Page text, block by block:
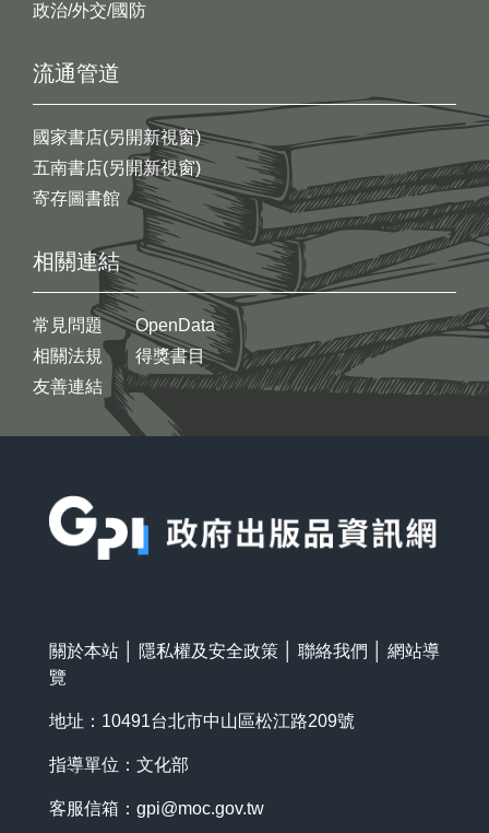
政治/外交/國防
流通管道
國家書店(另開新視窗)
五南書店(另開新視窗)
寄存圖書館
相關連結
常見問題
相關法規
友善連結
OpenData
得獎書目
關於本站 隱私權及安全政策 聯絡我們
網站導
覽
地址：10491台北市中山區松江路209號
指導單位：文化部
客服信箱： gpi@moc.gov.tw